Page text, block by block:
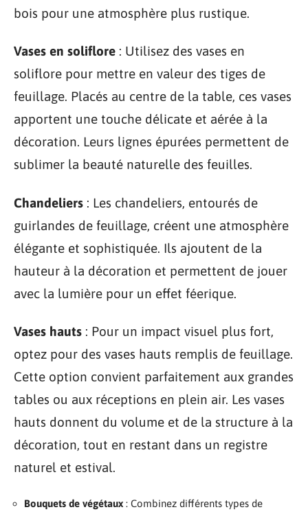
bois pour une atmosphère plus rustique.
Vases en soliflore : Utilisez des vases en
soliflore pour mettre en valeur des tiges de
feuillage. Placés au centre de la table, ces vases
apportent une touche délicate et aérée à la
décoration. Leurs lignes épurées permettent de
sublimer la beauté naturelle des feuilles.
Chandeliers : Les chandeliers, entourés de
guirlandes de feuillage, créent une atmosphère
élégante et sophistiquée. Ils ajoutent de la
hauteur à la décoration et permettent de jouer
avec la lumière pour un effet féerique.
Vases hauts : Pour un impact visuel plus fort,
optez pour des vases hauts remplis de feuillage.
Cette option convient parfaitement aux grandes
tables ou aux réceptions en plein air. Les vases
hauts donnent du volume et de la structure à la
décoration, tout en restant dans un registre
naturel et estival.
Bouquets de végétaux : Combinez différents types de